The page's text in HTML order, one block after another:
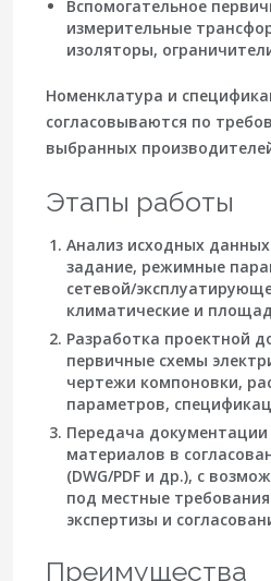
Вспомогательное
измерительные
изоляторы,
Номенклатура и
согласовываются по
выбранных
Этапы работы
Анализ исходных данных
задание, режимные
сетевой/
климатические и
Разработка проектной
первичные схемы
чертежи компоновки,
параметров,
Передача документации
материалов в
(DWG/PDF и др.), с
под местные
экспертизы и
Преимущества